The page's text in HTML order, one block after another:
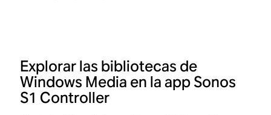
Explorar las bibliotecas de
Windows Media en la app Sonos
S1 Controller